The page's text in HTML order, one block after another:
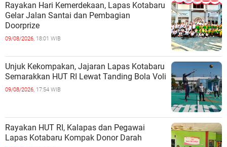
Rayakan Hari Kemerdekaan, Lapas Kotabaru
Gelar Jalan Santai dan Pembagian
Doorprize
09/08/2026, 18:01 WIB
Unjuk Kekompakan, Jajaran Lapas Kotabaru
Semarakkan HUT RI Lewat Tanding Bola Voli
09/08/2026, 17:54 WIB
Rayakan HUT RI, Kalapas dan Pegawai
Lapas Kotabaru Kompak Donor Darah